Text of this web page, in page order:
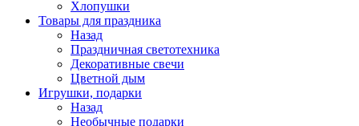
Хлопушки
Товары для праздника
Назад
Праздничная светотехника
Декоративные свечи
Цветной дым
Игрушки, подарки
Назад
Необычные подарки